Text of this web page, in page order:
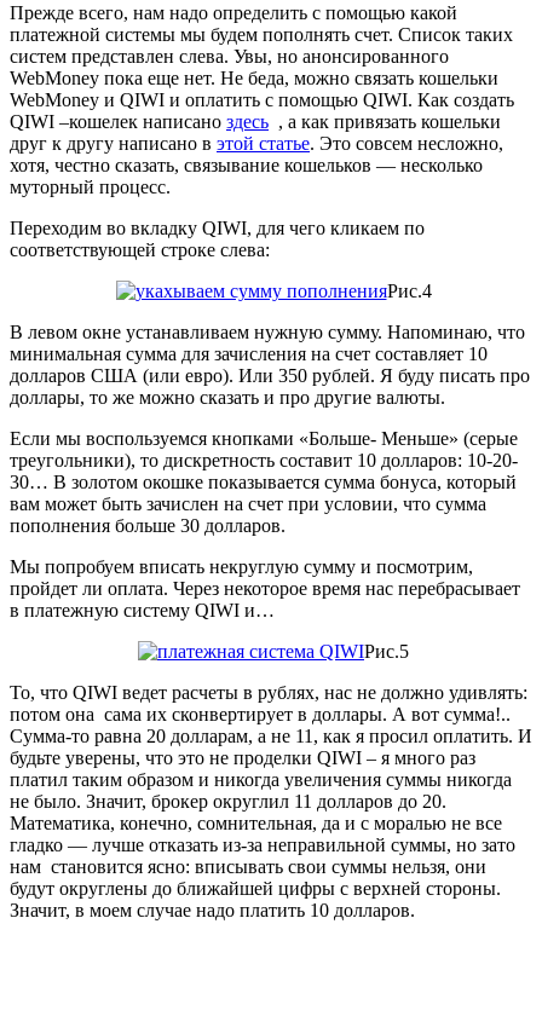
Прежде всего, нам надо определить с помощью какой
платежной системы мы будем пополнять счет. Список таких
систем представлен слева. Увы, но анонсированного
WebMoney пока еще нет. Не беда, можно связать кошельки
WebMoney и QIWI и оплатить с помощью QIWI. Как создать
QIWI –кошелек написано здесь , а как привязать кошельки
друг к другу написано в этой статье. Это совсем несложно,
хотя, честно сказать, связывание кошельков — несколько
муторный процесс.
Переходим во вкладку QIWI, для чего кликаем по
соответствующей строке слева:
Рис.4
В левом окне устанавливаем нужную сумму. Напоминаю, что
минимальная сумма для зачисления на счет составляет 10
долларов США (или евро). Или 350 рублей. Я буду писать про
доллары, то же можно сказать и про другие валюты.
Если мы воспользуемся кнопками «Больше- Меньше» (серые
треугольники), то дискретность составит 10 долларов: 10-20-
30… В золотом окошке показывается сумма бонуса, который
вам может быть зачислен на счет при условии, что сумма
пополнения больше 30 долларов.
Мы попробуем вписать некруглую сумму и посмотрим,
пройдет ли оплата. Через некоторое время нас перебрасывает
в платежную систему QIWI и…
Рис.5
То, что QIWI ведет расчеты в рублях, нас не должно удивлять:
потом она сама их сконвертирует в доллары. А вот сумма!..
Сумма-то равна 20 долларам, а не 11, как я просил оплатить. И
будьте уверены, что это не проделки QIWI – я много раз
платил таким образом и никогда увеличения суммы никогда
не было. Значит, брокер округлил 11 долларов до 20.
Математика, конечно, сомнительная, да и с моралью не все
гладко — лучше отказать из-за неправильной суммы, но зато
нам становится ясно: вписывать свои суммы нельзя, они
будут округлены до ближайшей цифры с верхней стороны.
Значит, в моем случае надо платить 10 долларов.